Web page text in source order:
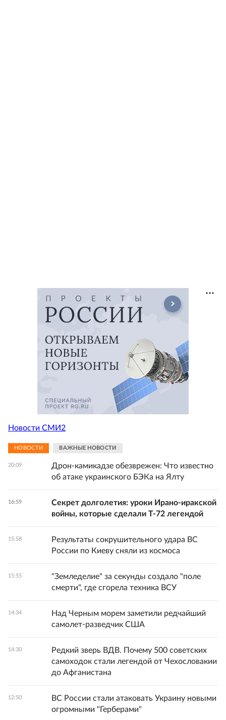
Новости СМИ2
НОВОСТИ ВАЖНЫЕ НОВОСТИ
20:09
Дрон-камикадзе обезврежен: Что известно
об атаке украинского БЭКа на Ялту
16:59
Секрет долголетия: уроки Ирано-иракской
войны, которые сделали Т-72 легендой
15:58
Результаты сокрушительного удара ВС
России по Киеву сняли из космоса
15:55
"Земледелие" за секунды создало "поле
смерти", где сгорела техника ВСУ
14:34
Над Черным морем заметили редчайший
самолет-разведчик США
14:30
Редкий зверь ВДВ. Почему 500 советских
самоходок стали легендой от Чехословакии
до Афганистана
12:50
ВС России стали атаковать Украину новыми
огромными "Герберами"